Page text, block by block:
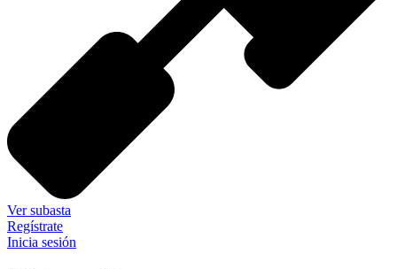
Ver subasta
Regístrate
Inicia sesión